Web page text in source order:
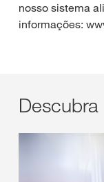
nosso sistema
informações:
Descubra